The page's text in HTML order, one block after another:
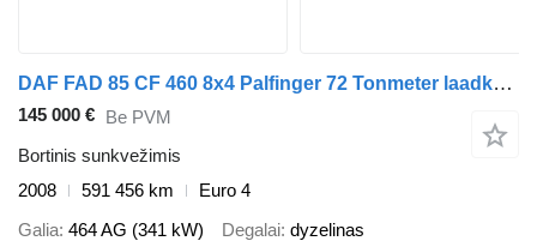
DAF FAD 85 CF 460 8x4 Palfinger 72 Tonmeter laadkraan + Fly-Jib!
145 000 € Be PVM
Bortinis sunkvežimis
2008
591 456 km
Euro 4
Galia 464 AG (341 kW) Degalai dyzelinas